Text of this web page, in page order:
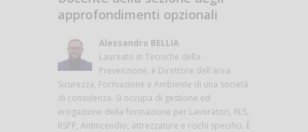
approfondimenti opzionali
Alessandro BELLIA
Laureato in Tecniche della
Prevenzione, è Direttore dell'area
Sicurezza, Formazione e Ambiente di una società
di consulenza. Si occupa di gestione ed
erogazione della formazione per Lavoratori, RLS,
RSPP, Antincendio, attrezzature e rischi specifici. È